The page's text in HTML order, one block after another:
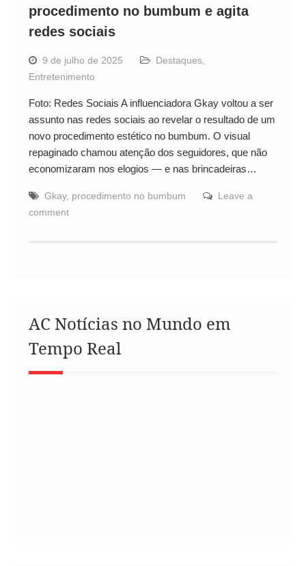
procedimento no bumbum e agita
redes sociais
9 de julho de 2025 Destaques,
Entretenimento
Foto: Redes Sociais A influenciadora Gkay voltou a ser
assunto nas redes sociais ao revelar o resultado de um
novo procedimento estético no bumbum. O visual
repaginado chamou atenção dos seguidores, que não
economizaram nos elogios — e nas brincadeiras…
Gkay, procedimento no bumbum
Leave a
comment
AC Notícias no Mundo em
Tempo Real